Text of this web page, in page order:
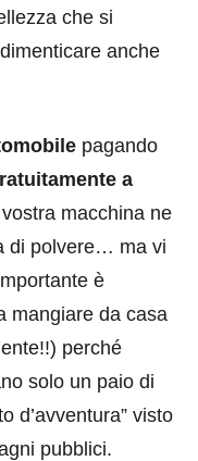
che si
anche
pagando
a
macchina ne
di polvere… ma vi
è
mangiare da casa
perché
solo un paio di
d’avventura” visto
pubblici.